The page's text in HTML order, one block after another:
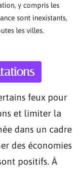
y compris les
sont inexistants,
les villes.
feux pour
et limiter la
dans un cadre
des économies
positifs. À